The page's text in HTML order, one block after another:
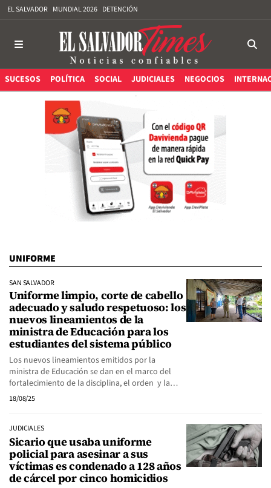
EL SALVADOR MUNDIAL 2026 DETENCIÓN
SUCESOS POLÍTICA SOCIAL JUDICIALES NEGOCIOS
UNIFORME
SAN SALVADOR
Uniforme limpio, corte de cabello
adecuado y saludo respetuoso: los
nuevos lineamientos de la
ministra de Educación para los
estudiantes del sistema público
Los nuevos lineamientos emitidos por la
ministra de Educación se dan en el marco del
fortalecimiento de la disciplina, el orden y la…
18/08/25
JUDICIALES
Sicario que usaba uniforme
policial para asesinar a sus
víctimas es condenado a 128 años
de cárcel por cinco homicidios